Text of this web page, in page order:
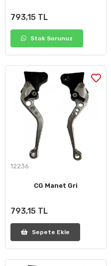
793,15 TL
Stok Sorunuz
12236
CG Manet Gri
793,15 TL
Sepete Ekle